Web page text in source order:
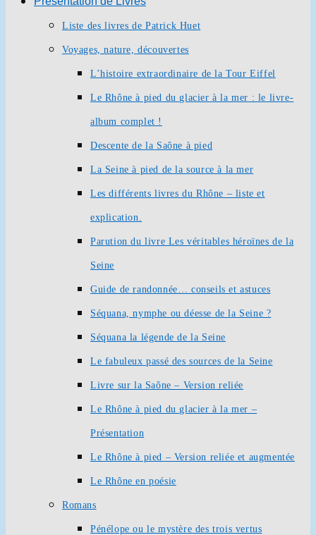
Liste des livres de Patrick Huet
Voyages, nature, découvertes
L’histoire extraordinaire de la Tour Eiffel
Le Rhône à pied du glacier à la mer : le livre-
album complet !
Descente de la Saône à pied
La Seine à pied de la source à la mer
Les différents livres du Rhône – liste et
explication.
Parution du livre Les véritables héroïnes de la
Seine
Guide de randonnée… conseils et astuces
Séquana, nymphe ou déesse de la Seine ?
Séquana la légende de la Seine
Le fabuleux passé des sources de la Seine
Livre sur la Saône – Version reliée
Le Rhône à pied du glacier à la mer –
Présentation
Le Rhône à pied – Version reliée et augmentée
Le Rhône en poésie
Romans
Pénélope ou le mystère des trois vertus